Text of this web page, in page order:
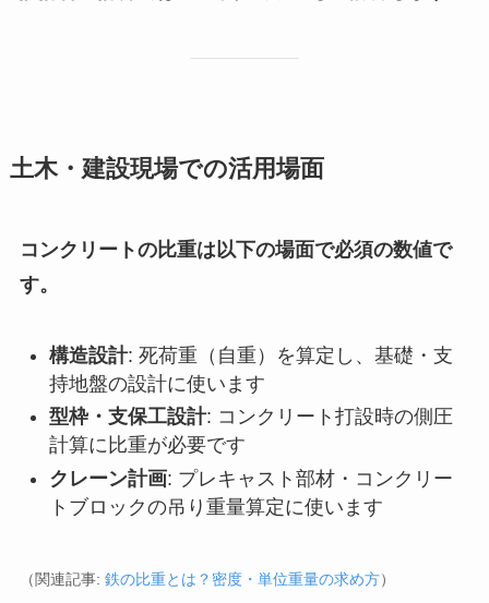
土木・建設現場での活用場面
コンクリートの比重は以下の場面で必須の数値で
す。
構造設計: 死荷重（自重）を算定し、基礎・支
持地盤の設計に使います
型枠・支保工設計: コンクリート打設時の側圧
計算に比重が必要です
クレーン計画: プレキャスト部材・コンクリー
トブロックの吊り重量算定に使います
（関連記事: 鉄の比重とは？密度・単位重量の求め方）